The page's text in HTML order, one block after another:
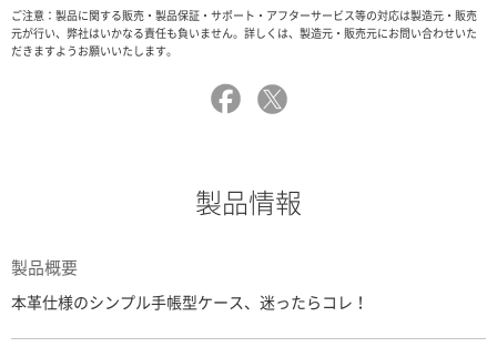
ご注意：製品に関する販売・製品保証・サポート・アフターサービス等の対応は製造元・販売
元が行い、弊社はいかなる責任も負いません。詳しくは、製造元・販売元にお問い合わせいた
だきますようお願いいたします。
製品情報
製品概要
本革仕様のシンプル手帳型ケース、迷ったらコレ！